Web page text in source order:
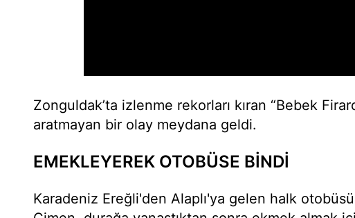
Zonguldak’ta izlenme rekorları kıran “Bebek
aratmayan bir olay meydana geldi.
EMEKLEYEREK OTOBÜSE BİNDİ
Karadeniz Ereğli'den Alaplı'ya gelen halk